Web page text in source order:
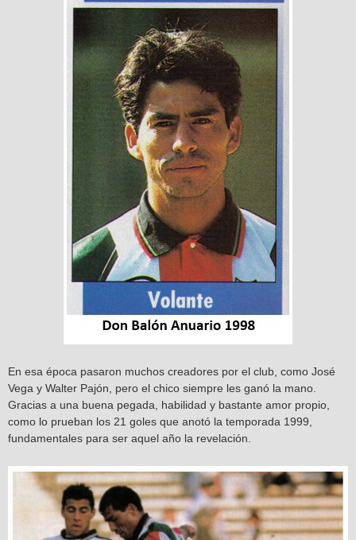
En esa época pasaron muchos creadores por el club, como José
Vega y Walter Pajón, pero el chico siempre les ganó la mano.
Gracias a una buena pegada, habilidad y bastante amor propio,
como lo prueban los 21 goles que anotó la temporada 1999,
fundamentales para ser aquel año la revelación.